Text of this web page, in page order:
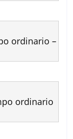
ordinario –
ordinario